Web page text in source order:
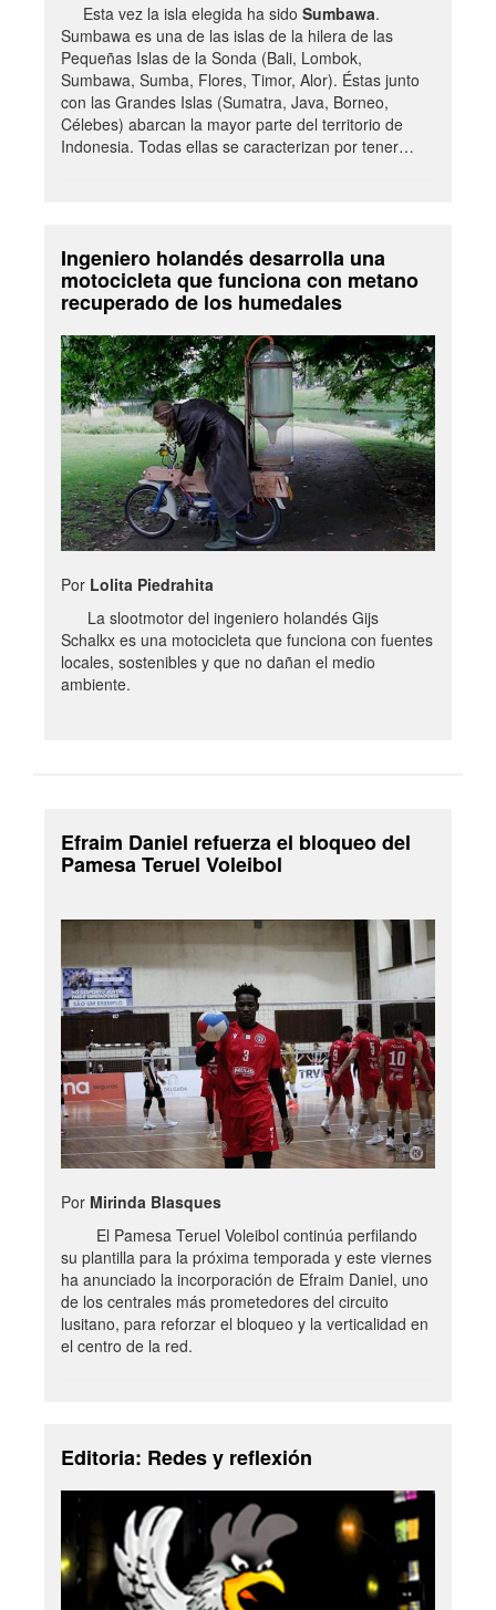
Esta vez la isla elegida ha sido Sumbawa.
Sumbawa es una de las islas de la hilera de las
Pequeñas Islas de la Sonda (Bali, Lombok,
Sumbawa, Sumba, Flores, Timor, Alor). Éstas junto
con las Grandes Islas (Sumatra, Java, Borneo,
Célebes) abarcan la mayor parte del territorio de
Indonesia. Todas ellas se caracterizan por tener…
Ingeniero holandés desarrolla una
motocicleta que funciona con metano
recuperado de los humedales
Por Lolita Piedrahita
La slootmotor del ingeniero holandés Gijs
Schalkx es una motocicleta que funciona con fuentes
locales, sostenibles y que no dañan el medio
ambiente.
Efraim Daniel refuerza el bloqueo del
Pamesa Teruel Voleibol
Por Mirinda Blasques
El Pamesa Teruel Voleibol continúa perfilando
su plantilla para la próxima temporada y este viernes
ha anunciado la incorporación de Efraim Daniel, uno
de los centrales más prometedores del circuito
lusitano, para reforzar el bloqueo y la verticalidad en
el centro de la red.
Editoria: Redes y reflexión